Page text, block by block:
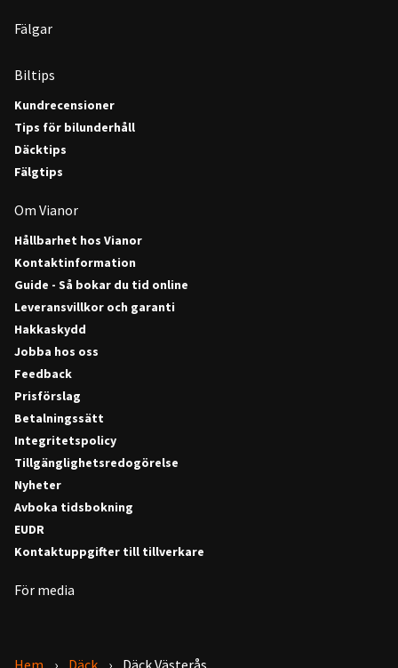
Fälgar
Biltips
Kundrecensioner
Tips för bilunderhåll
Däcktips
Fälgtips
Om Vianor
Hållbarhet hos Vianor
Kontaktinformation
Guide - Så bokar du tid online
Leveransvillkor och garanti
Hakkaskydd
Jobba hos oss
Feedback
Prisförslag
Betalningssätt
Integritetspolicy
Tillgänglighetsredogörelse
Nyheter
Avboka tidsbokning
EUDR
Kontaktuppgifter till tillverkare
För media